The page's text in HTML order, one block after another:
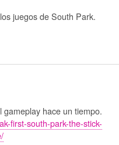
juegos de South Park.
hace un tiempo.
first-south-park-the-stick-